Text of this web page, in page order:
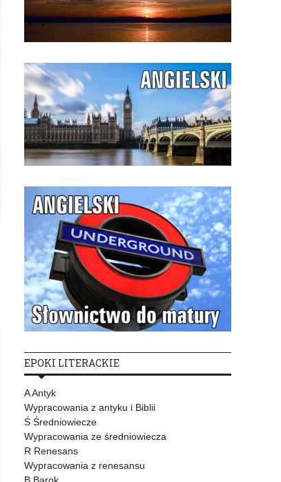
EPOKI LITERACKIE
A Antyk
Wypracowania z antyku i Biblii
Ś Średniowiecze
Wypracowania ze średniowiecza
R Renesans
Wypracowania z renesansu